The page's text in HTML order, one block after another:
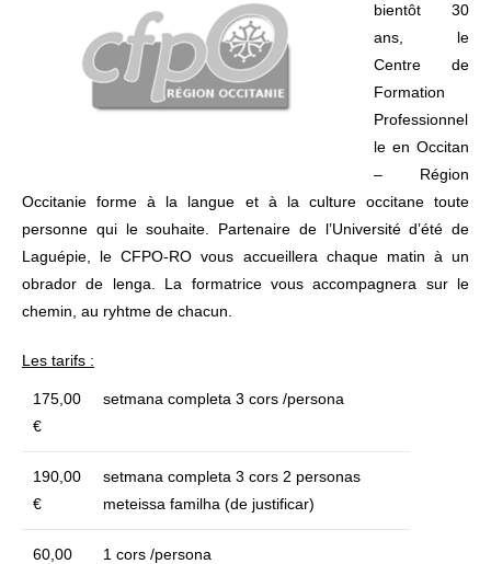
bientôt 30
ans, le
Centre de
Formation
Professionnel
le en Occitan
– Région
Occitanie forme à la langue et à la culture occitane toute
personne qui le souhaite. Partenaire de l’Université d’été de
Laguépie, le CFPO-RO vous accueillera chaque matin à un
obrador de lenga. La formatrice vous accompagnera sur le
chemin, au ryhtme de chacun.
Les tarifs :
175,00
€
setmana completa 3 cors /persona
190,00
€
setmana completa 3 cors 2 personas
meteissa familha (de justificar)
60,00
1 cors /persona